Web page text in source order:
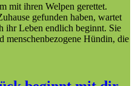
mit ihren Welpen gerettet.
gefunden haben, wartet
ihr Leben endlich beginnt. Sie
menschenbezogene Hündin, die